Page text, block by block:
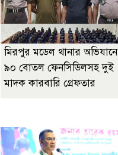
মিরপুর মডেল থানার অভিযানে
৯০ বোতল ফেনসিডিলসহ দুই
মাদক কারবারি গ্রেফতার